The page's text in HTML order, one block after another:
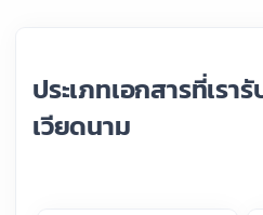
ประเภทเอกสารที่เรา
เวียดนาม